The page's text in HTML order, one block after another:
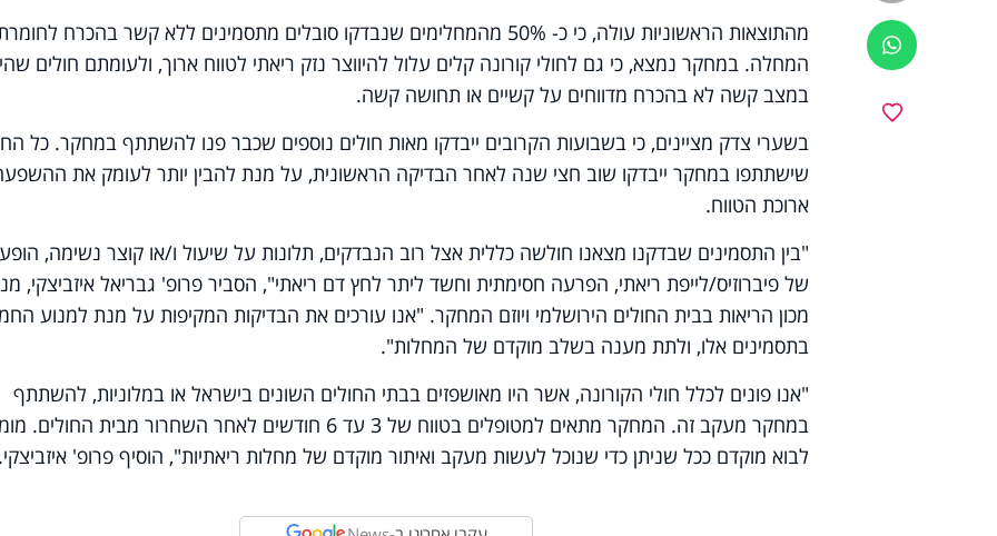
ווטסאפ
מהתוצאות הראשוניות עולה, כי כ- 50% מהמחלימים שנבדקו סובלים מתסמינים ללא קשר בהכרח
המחלה. במחקר נמצא, כי גם לחולי קורונה קלים עלול להיווצר נזק ריאתי לטווח ארוך, ולעומתם חולים
במצב קשה לא בהכרח מדווחים על קשיים או תחושה קשה.
בשערי צדק מציינים, כי בשבועות הקרובים ייבדקו מאות חולים נוספים שכבר פנו להשתתף במחקר. כל
שישתתפו במחקר ייבדקו שוב חצי שנה לאחר הבדיקה הראשונית, על מנת להבין יותר לעומק את
ארוכת הטווח.
"בין התסמינים שבדקנו מצאנו חולשה כללית אצל רוב הנבדקים, תלונות על שיעול ו/או קוצר נשימה,
של פיברוזיס/לייפת ריאתי, הפרעה חסימתית וחשד ליתר לחץ דם ריאתי", הסביר פרופ' גבריאל איזביצקי,
מכון הריאות בבית החולים הירושלמי ויוזם המחקר. "אנו עורכים את הבדיקות המקיפות על מנת למנוע
בתסמינים אלו, ולתת מענה בשלב מוקדם של המחלות".
"אנו פונים לכלל חולי הקורונה, אשר היו מאושפזים בבתי החולים השונים בישראל או במלוניות, להשתתף
במחקר מעקב זה. המחקר מתאים למטופלים בטווח של 3 עד 6 חודשים לאחר השחרור מבית
לבוא מוקדם ככל שניתן כדי שנוכל לעשות מעקב ואיתור מוקדם של מחלות ריאתיות", הוסיף פרופ' איזביצקי.